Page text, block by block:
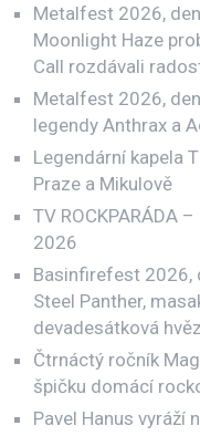
Metalfest 2026,
Moonlight Haze
Call rozdávali
Metalfest 2026,
legendy Anthrax a
Legendární kapela
Praze a Mikulově
TV ROCKPARÁDA
2026
Basinfirefest 2026,
Steel Panther,
devadesátková
Čtrnáctý ročník
špičku domácí
Pavel Hanus vyráží